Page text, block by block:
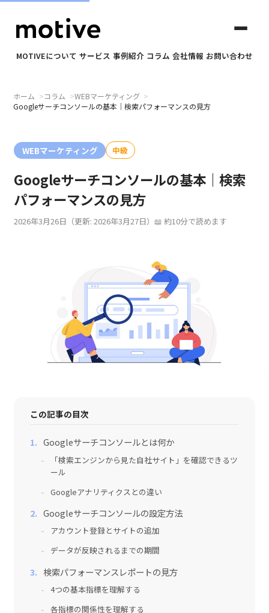
MOTIVEについて サービス 事例紹介 コラム 会社情報 お問い合わせ
✕
motiveについて
サービス
事例紹介
お問い合わせ
ホーム コラム
WEBマーケティング
Googleサーチコンソールの基本｜検索パフォーマンスの見方
WEBマーケティング 中級
Googleサーチコンソールの基本｜検索
パフォーマンスの見方
2026年3月26日 （更新: 2026年3月27日） 約10分で読めます
この記事の目次
Googleサーチコンソールとは何か
「検索エンジンから見た自社サイト」を確認できるツ
ール
Googleアナリティクスとの違い
Googleサーチコンソールの設定方法
アカウント登録とサイトの追加
データが反映されるまでの期間
検索パフォーマンスレポートの見方
4つの基本指標を理解する
各指標の関係性を理解する